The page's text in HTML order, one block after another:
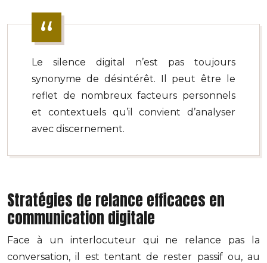
Le silence digital n’est pas toujours
synonyme de désintérêt. Il peut être le
reflet de nombreux facteurs personnels
et contextuels qu’il convient d’analyser
avec discernement.
Stratégies de relance efficaces en
communication digitale
Face à un interlocuteur qui ne relance pas la
conversation, il est tentant de rester passif ou, au